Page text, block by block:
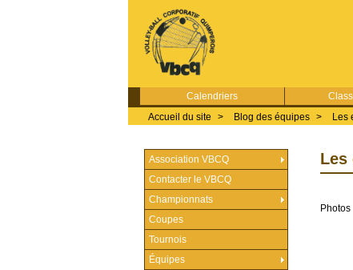
Calendriers
Accueil du site > Blog des équipes > Les
Les
Association VBCQ
Contacter le VBCQ
Championnats
Coupes
Tournois
Équipes